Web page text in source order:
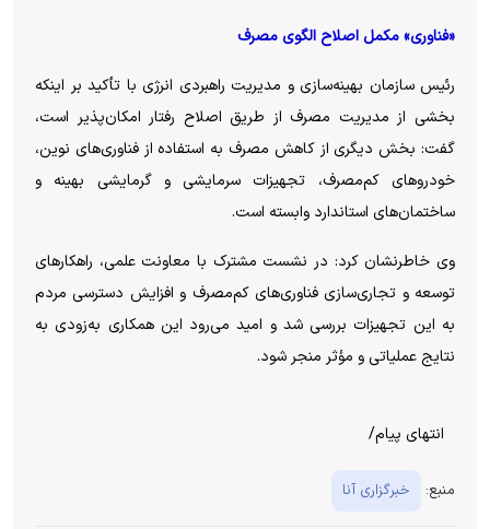
«فناوری» مکمل اصلاح الگوی مصرف
رئیس سازمان بهینه‌سازی و مدیریت راهبردی انرژی با تأکید بر اینکه
بخشی از مدیریت مصرف از طریق اصلاح رفتار امکان‌پذیر است،
گفت: بخش دیگری از کاهش مصرف به استفاده از فناوری‌های نوین،
خودرو‌های کم‌مصرف، تجهیزات سرمایشی و گرمایشی بهینه و
ساختمان‌های استاندارد وابسته است.
وی خاطرنشان کرد: در نشست مشترک با معاونت علمی، راهکار‌های
توسعه و تجاری‌سازی فناوری‌های کم‌مصرف و افزایش دسترسی مردم
به این تجهیزات بررسی شد و امید می‌رود این همکاری به‌زودی به
نتایج عملیاتی و مؤثر منجر شود.
انتهای پیام/
منبع: خبرگزاری آنا